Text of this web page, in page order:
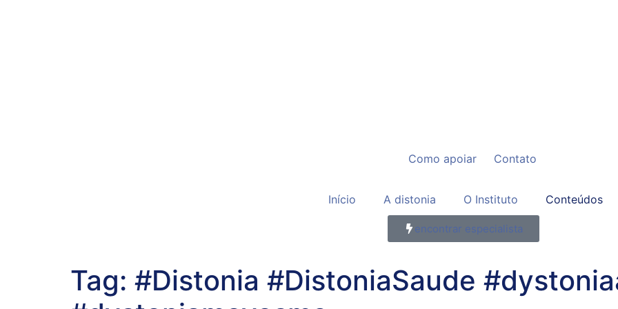
Como apoiar Contato
Início A distonia O Instituto Conteúdos
encontrar especialista
Tag: #Distonia #DistoniaSaude